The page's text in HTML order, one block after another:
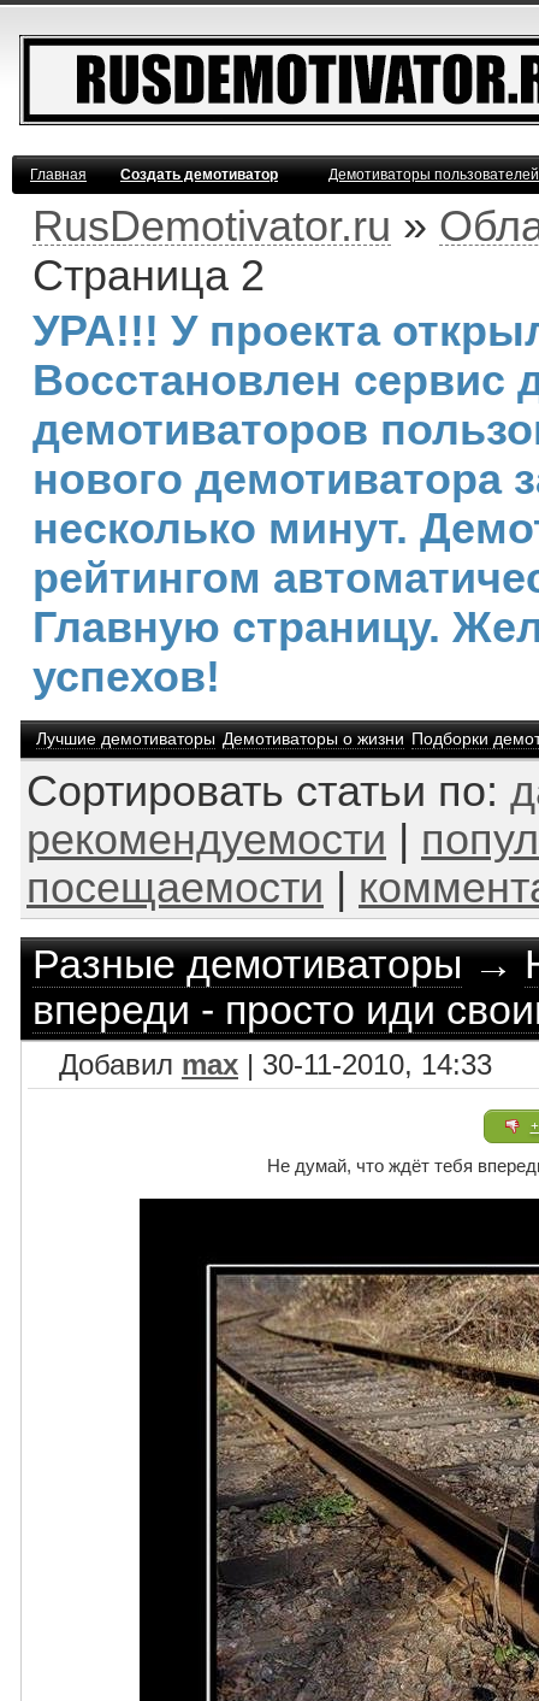
Главная Создать демотиватор Демотиваторы
RusDemotivator.ru »
Страница 2
УРА!!! У проекта
Восстановлен сервис
демотиваторов
нового демотиватора
несколько минут.
рейтингом
Главную страницу.
успехов!
Лучшие демотиваторы Демотиваторы о жизни Подборки
Сортировать статьи по:
рекомендуемости
посещаемости
Разные демотиваторы→
впереди - просто иди
Добавил max | 30-11-2010, 14:33
Не думай, что ждёт тебя